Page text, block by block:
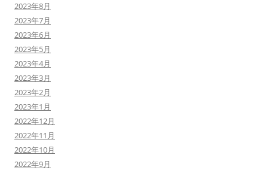
2023年8月
2023年7月
2023年6月
2023年5月
2023年4月
2023年3月
2023年2月
2023年1月
2022年12月
2022年11月
2022年10月
2022年9月